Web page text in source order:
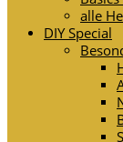
alle
DIY Special